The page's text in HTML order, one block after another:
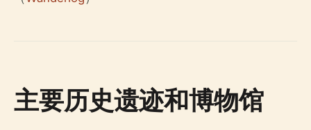
主要历史遗迹和博物馆